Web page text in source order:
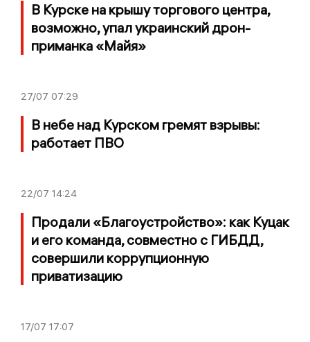
В Курске на крышу торгового центра,
возможно, упал украинский дрон-
приманка «Майя»
27/07 07:29
В небе над Курском гремят взрывы:
работает ПВО
22/07 14:24
Продали «Благоустройство»: как Куцак
и его команда, совместно с ГИБДД,
совершили коррупционную
приватизацию
17/07 17:07